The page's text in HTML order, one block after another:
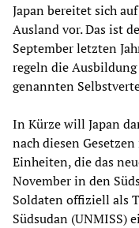
Japan bereitet sich
Ausland vor. Das ist
September letzten
regeln die
genannten
In Kürze will Japan
nach diesen
Einheiten, die das
November in den
Soldaten offiziell als
Südsudan (UNMISS)